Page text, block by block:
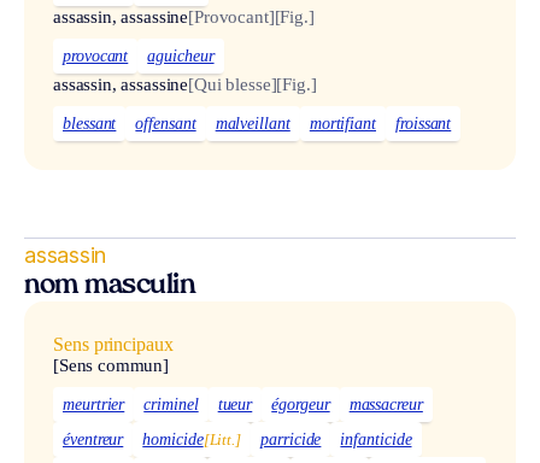
assassin, assassine[Provocant][Fig.]
provocant aguicheur
assassin, assassine[Qui blesse][Fig.]
blessant offensant malveillant mortifiant froissant
assassin
nom masculin
Sens principaux
[Sens commun]
meurtrier criminel tueur égorgeur
massacreur
éventreur
homicide[Litt.] parricide
infanticide